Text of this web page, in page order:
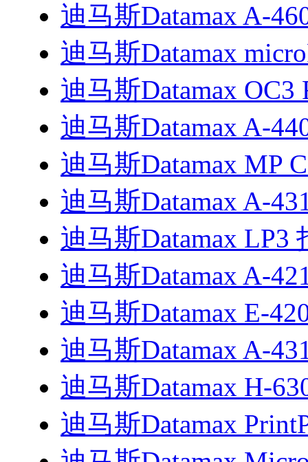
迪马斯Datamax A-
迪马斯Datamax
迪马斯Datamax OC3
迪马斯Datamax A-
迪马斯Datamax MP
迪马斯Datamax A-
迪马斯Datamax LP3
迪马斯Datamax A-
迪马斯Datamax E-
迪马斯Datamax A-
迪马斯Datamax H-
迪马斯Datamax